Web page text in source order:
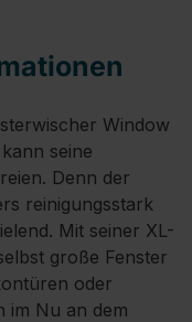
Window
seine
Denn der
reinigungsstark
Mit seiner XL-
große Fenster
oder
im Nu an dem